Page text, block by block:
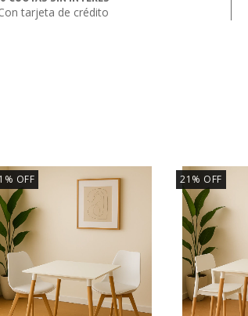
tarjeta de crédito
% OFF 21 % OFF